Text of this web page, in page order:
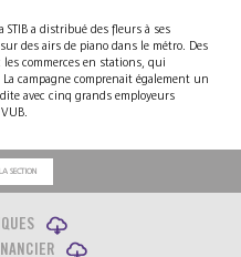
STIB a distribué des fleurs à ses
des airs de piano dans le métro. Des
les commerces en stations, qui
campagne comprenait également un
avec cinq grands employeurs
SECTION